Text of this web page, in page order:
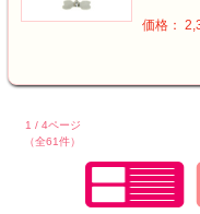
価格：
1 / 4ページ
（全61件）